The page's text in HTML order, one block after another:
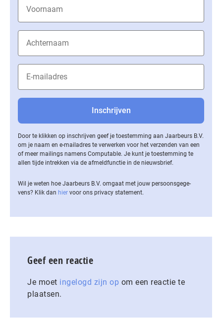
Door te klikken op inschrijven geef je toestemming aan Jaarbeurs B.V.
om je naam en e-mailadres te verwerken voor het verzenden van een
of meer mailings namens Computable. Je kunt je toestemming te
allen tijde intrekken via de af­meld­func­tie in de nieuwsbrief.
Wil je weten hoe Jaarbeurs B.V. omgaat met jouw per­soons­ge­ge­
vens? Klik dan hier voor ons privacy statement.
Geef een reactie
Je moet ingelogd zijn op om een reactie te
plaatsen.